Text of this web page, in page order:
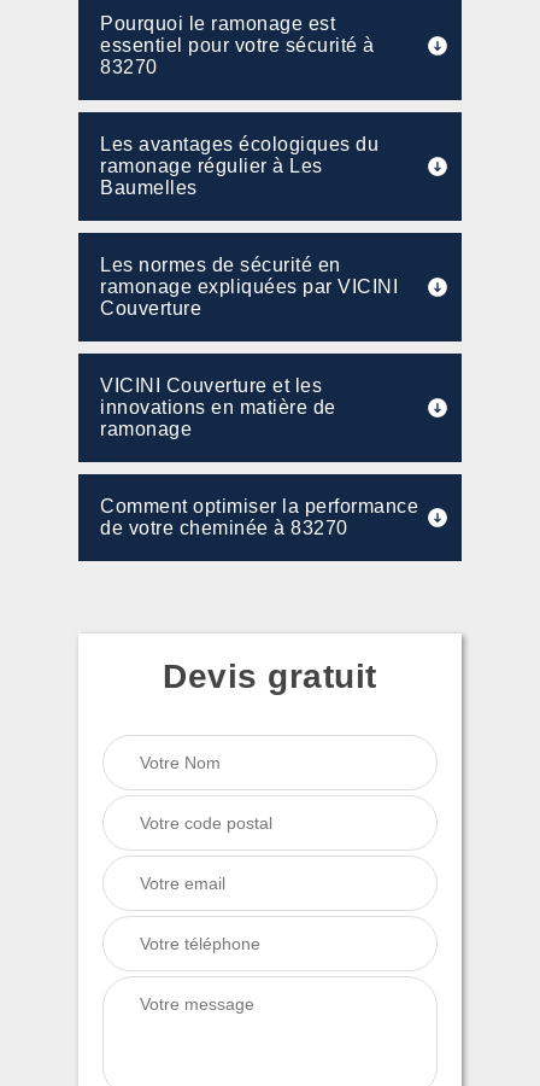
Pourquoi le ramonage est
essentiel pour votre sécurité à
83270
Les avantages écologiques du
ramonage régulier à Les
Baumelles
Les normes de sécurité en
ramonage expliquées par VICINI
Couverture
VICINI Couverture et les
innovations en matière de
ramonage
Comment optimiser la performance
de votre cheminée à 83270
Devis gratuit